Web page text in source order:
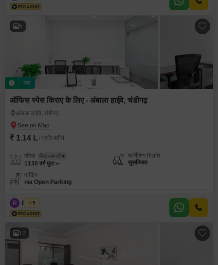
5
नया
ऑफिस स्पेस किराए के लिए - अंबाला हाईवे, चंडीगढ़
अंबाला हाईवे, चंडीगढ़
₹ 1.14 L / प्रति महीने
एरिया बिल्ट-अप एरिया
1130 वर्ग फुट
फर्निशिंग स्थिति
सुसज्जित
पार्किंग
n/a Open Parking
R Regus
5
12